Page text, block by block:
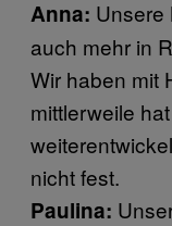
Anna: Unsere
auch mehr in
Wir haben mit
mittlerweile
nicht fest.
Paulina: